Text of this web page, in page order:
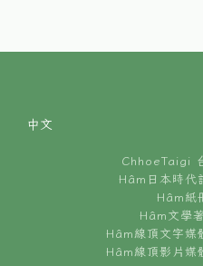
中文
ChhoeTaigi
Hâm日本時代
Hâm紙
Hâm文學
Hâm線頂文字媒
Hâm線頂影片媒